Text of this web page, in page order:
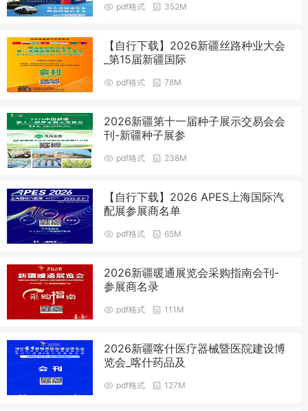
pdf格式 352M
【自行下载】2026新疆丝路种业大会
_第15届新疆国际
pdf格式 78M
2026新疆第十一届种子展示交易会会
刊-新疆种子展参
pdf格式 238M
【自行下载】2026 APES上海国际汽
配展参展商名单
pdf格式 65M
2026新疆暖通展览会采购指南会刊-
参展商名录
pdf格式 111M
2026新疆喀什医疗器械暨医院建设博
览会_喀什药品及
pdf格式 127M